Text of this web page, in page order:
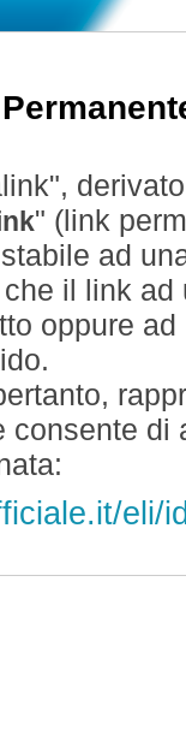
" (link
ad
il link
oppure
consente
eli/